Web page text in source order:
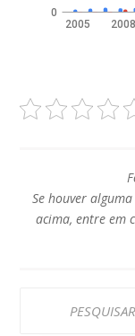
2005 2008
0
Se houver
acima, entre em